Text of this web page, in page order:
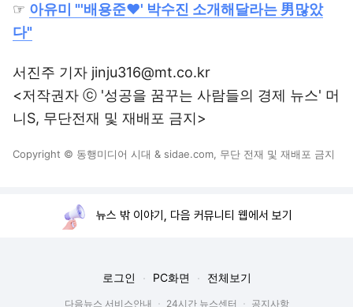
☞ 아유미 "'배용준♥' 박수진 소개해달라는 男많았
다"
서진주 기자 jinju316@mt.co.kr
<저작권자 ⓒ '성공을 꿈꾸는 사람들의 경제 뉴스' 머
니S, 무단전재 및 재배포 금지>
Copyright © 동행미디어 시대 & sidae.com, 무단 전재 및 재배포 금지
뉴스 밖 이야기, 다음 커뮤니티 웹에서 보기
로그인 PC화면 전체보기
다음뉴스 서비스안내 24시간 뉴스센터 공지사항